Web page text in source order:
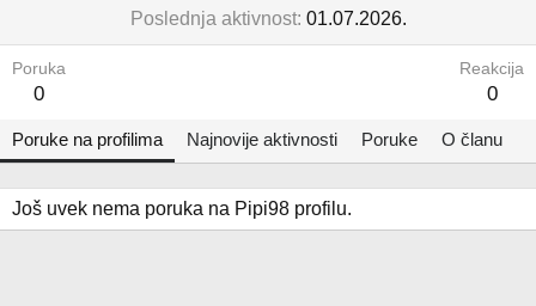
Poslednja aktivnost 01.07.2026.
Poruka
0
Reakcija
0
Poruke na profilima Najnovije aktivnosti Poruke O članu
Još uvek nema poruka na Pipi98 profilu.